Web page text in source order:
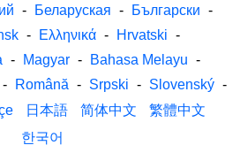
- Беларуская - Български -
- Ελληνικά - Hrvatski -
- Magyar - Bahasa Melayu -
- Română - Srpski - Slovenský -
日本語 简体中文
繁體中文
한국어